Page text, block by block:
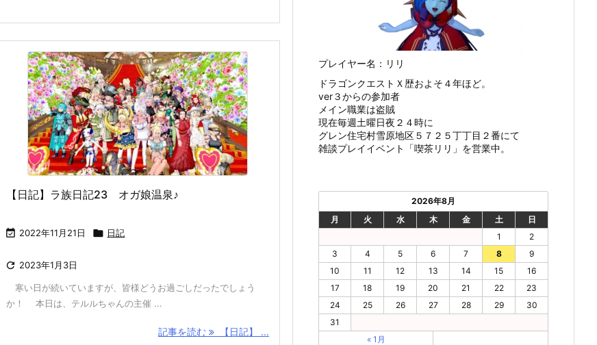
【日記】ラ族日記23 オガ娘温泉♪
 2022年11月21日  日記
 2023年1月3日
寒い日が続いていますが、皆様どうお過ごしだったでしょう
か！ 本日は、テルルちゃんの主催 ...
記事を読む 【日記】 ...
プレイヤー名：リリ
ドラゴンクエストＸ歴およそ４年ほど。
ver３からの参加者
メイン職業は盗賊
現在毎週土曜日夜２４時に
グレン住宅村雪原地区５７２５丁丁目２番にて
雑談プレイイベント「喫茶リリ」を営業中。
2026年8月
月
火 水 木 金 土
日
1
2
3
4 5 6 7 8
9
10
11 12 13 14 15
16
17
18 19 20 21 22
23
24
25 26 27 28 29
30
31
« 1月